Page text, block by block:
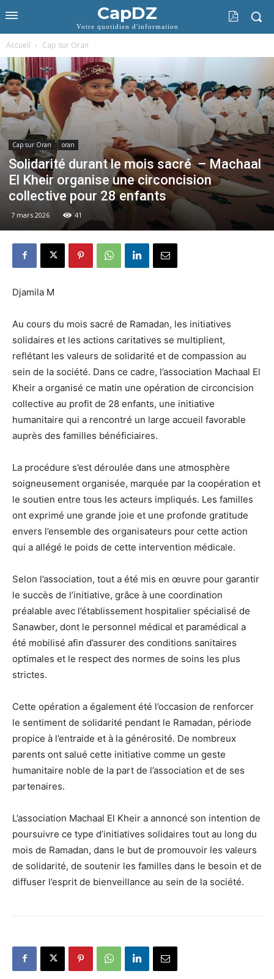
CapDZ
Votre quotidien d'information
Accueil Cap sur Oran
Cap sur Oran oran
Solidarité durant le mois sacré – Machaal
El Kheir organise une circoncision
collective pour 28 enfants
7 mars 2026 41
Djamila M
Au cours du mois sacré de Ramadan, les initiatives
solidaires et les actions caritatives se multiplient,
reflétant les valeurs de solidarité et de compassion au
sein de la société. Dans ce cadre, l’association Machaal El
Kheir a organisé ce matin une opération de circoncision
collective au profit de 28 enfants, une initiative
humanitaire qui a rencontré un large accueil favorable
auprès des familles bénéficiaires.
La procédure s’est déroulée dans une atmosphère
soigneusement organisée, marquée par la coopération et
le soutien entre tous les acteurs impliqués. Les familles
ont exprimé une grande joie et une profonde gratitude
envers l’ensemble des organisateurs pour cette action
qui a allégé le poids de cette intervention médicale.
Selon l’association, tout a été mis en œuvre pour garantir
le succès de l’initiative, grâce à une coordination
préalable avec l’établissement hospitalier spécialisé de
Sanawber, dont le personnel médical et paramédical a
été mobilisé afin d’assurer des conditions sanitaires
optimales et le respect des normes de soins les plus
strictes.
Cette opération a également été l’occasion de renforcer
le sentiment de solidarité pendant le Ramadan, période
propice à l’entraide et à la générosité. De nombreux
parents ont salué cette initiative comme un geste
humanitaire noble de la part de l’association et de ses
partenaires.
L’association Machaal El Kheir a annoncé son intention de
poursuivre ce type d’initiatives solidaires tout au long du
mois de Ramadan, dans le but de promouvoir les valeurs
de solidarité, de soutenir les familles dans le besoin et de
diffuser l’esprit de bienveillance au sein de la société.